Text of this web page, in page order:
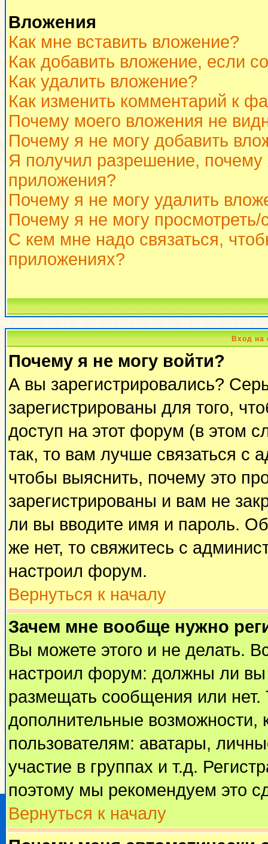
Вложения
Как мне вставить вложение?
Как добавить вложение, если
Как удалить вложение?
Как изменить комментарий к
Почему моего вложения не
Почему я не могу добавить
Я получил разрешение,
приложения?
Почему я не могу удалить
Почему я не могу просмотреть/
С кем мне надо связаться,
приложениях?
Вход на
Почему я не могу войти?
А вы зарегистрировались?
зарегистрированы для того,
доступ на этот форум (в этом
так, то вам лучше связаться с
чтобы выяснить, почему это
зарегистрированы и вам не
ли вы вводите имя и пароль.
же нет, то свяжитесь с
настроил форум.
Вернуться к началу
Зачем мне вообще нужно
Вы можете этого и не делать.
настроил форум: должны ли вы
размещать сообщения или
дополнительные
пользователям: аватары,
участие в группах и т.д.
поэтому мы рекомендуем это
Вернуться к началу